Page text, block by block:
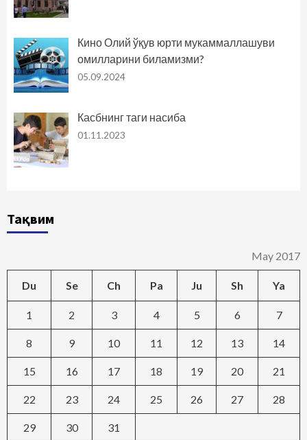
Кино Олий ўқув юрти мукаммаллашуви
омилларини биламизми?
05.09.2024
Касбнинг таги насиба
01.11.2023
Тақвим
May 2017
Du Se Ch Pa Ju Sh Ya
1 2 3 4 5 6 7
8 9 10 11 12 13 14
15 16 17 18 19 20 21
22 23 24 25 26 27 28
29 30 31